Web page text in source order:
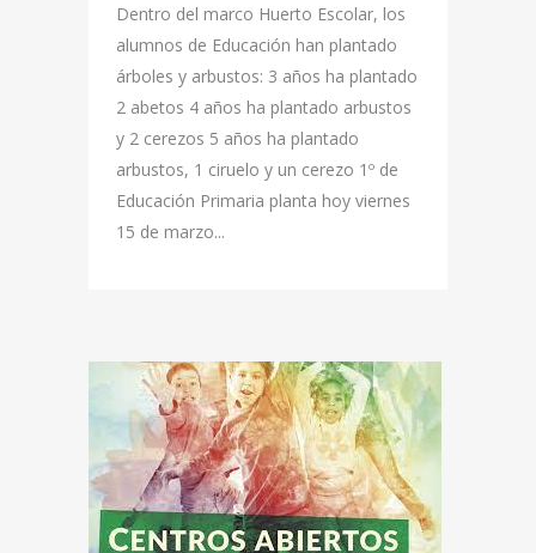
Dentro del marco Huerto Escolar, los
alumnos de Educación han plantado
árboles y arbustos: 3 años ha plantado
2 abetos 4 años ha plantado arbustos
y 2 cerezos 5 años ha plantado
arbustos, 1 ciruelo y un cerezo 1º de
Educación Primaria planta hoy viernes
15 de marzo...